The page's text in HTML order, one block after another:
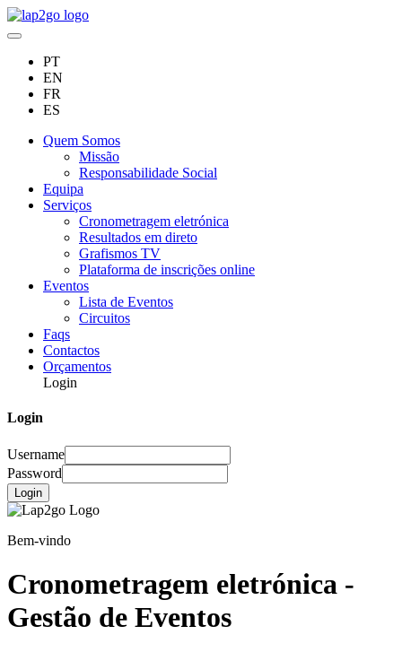
PT
EN
FR
ES
Quem Somos
Missão
Responsabilidade Social
Equipa
Serviços
Cronometragem eletrónica
Resultados em direto
Grafismos TV
Plataforma de inscrições online
Eventos
Lista de Eventos
Circuitos
Faqs
Contactos
Orçamentos
Login
Login
Username
Password
Login
Bem-vindo
Cronometragem eletrónica -
Gestão de Eventos